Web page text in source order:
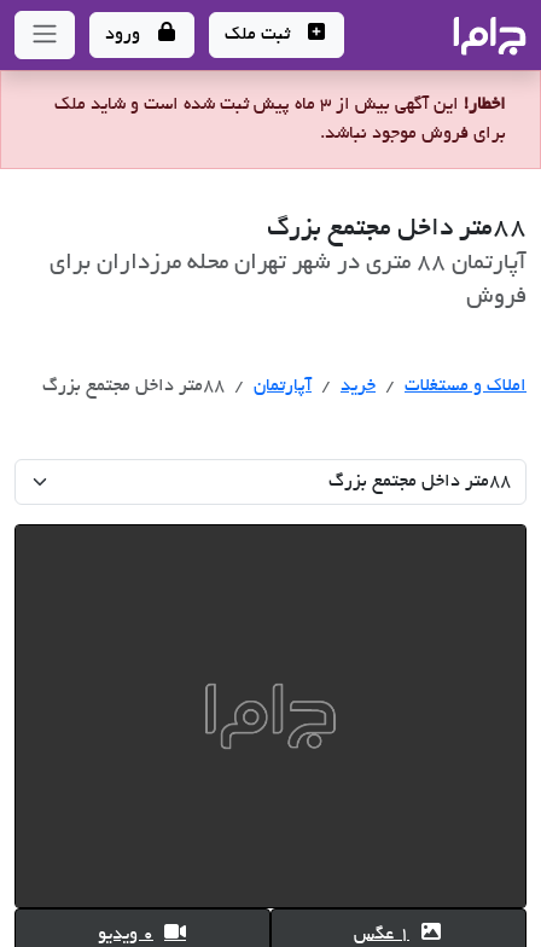
- سامانه جامع املاک و مشاورین املاک
ثبت ملک ورود
اخطار!
این آگهی بیش از 3 ماه پیش ثبت شده است و شاید ملک
برای فروش موجود نباشد.
88متر داخل مجتمع بزرگ
آپارتمان 88 متری در شهر تهران محله مرزداران برای
فروش
املاک و مستغلات خرید خرید
آپارتمان 88متر داخل مجتمع بزرگ
1 عگس 0 ویدیو